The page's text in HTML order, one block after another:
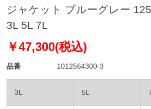
ジャケット ブルーグレー
3L 5L 7L
￥47,300(税込)
品番 1012564300-3
3L 5L